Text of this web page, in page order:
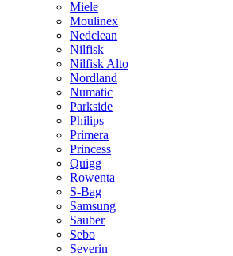
Miele
Moulinex
Nedclean
Nilfisk
Nilfisk Alto
Nordland
Numatic
Parkside
Philips
Primera
Princess
Quigg
Rowenta
S-Bag
Samsung
Sauber
Sebo
Severin